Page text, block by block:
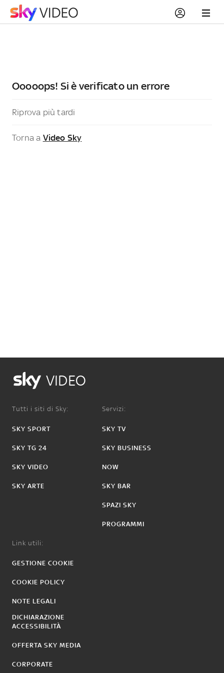
Ooooops! Si è verificato un errore
Riprova più tardi
Torna a Video Sky
VIDEO
Tutti i siti di Sky:
SKY SPORT
SKY TG 24
SKY VIDEO
SKY ARTE
Servizi:
SKY TV
SKY BUSINESS
NOW
SKY BAR
SPAZI SKY
PROGRAMMI
Link utili:
GESTIONE COOKIE
COOKIE POLICY
NOTE LEGALI
DICHIARAZIONE
ACCESSIBILITÀ
OFFERTA SKY MEDIA
CORPORATE